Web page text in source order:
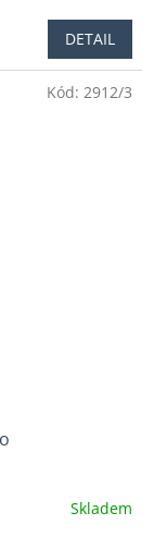
DETAIL
Skladem
Kód: 2912/3